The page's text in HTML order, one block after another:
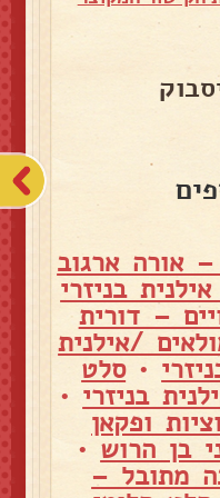
אורה ארגוב
בניזרי
– דורית
/אילנית
•סלט
בניזרי •
ופקאן
בן הרוש •
מתובל –